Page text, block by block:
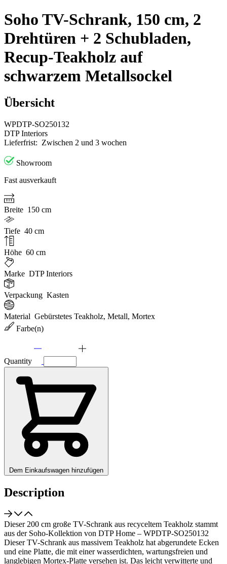
Soho TV-Schrank, 150 cm, 2
Drehtüren + 2 Schubladen,
Recup-Teakholz auf
schwarzem Metallsockel
Übersicht
WPDTP-SO250132
DTP Interiors
Lieferfrist: Zwischen 2 und 3 wochen
Showroom
Fast ausverkauft
Breite 150 cm
Tiefe 40 cm
Höhe 60 cm
Marke DTP Interiors
Verpackung Kasten
Material Gebürstetes Teakholz, Metall, Mortex
Farbe(n)
Quantity
Dem Einkaufswagen hinzufügen
Description
Dieser 200 cm große TV-Schrank aus recyceltem Teakholz stammt
aus der Soho-Kollektion von DTP Home – WPDTP-SO250132
Dieser TV-Schrank aus massivem Teakholz hat abgerundete Ecken
und eine Platte, die mit einer wasserdichten, wartungsfreien und
langlebigen Mortex-Platte versehen ist. Das leicht verwitterte und